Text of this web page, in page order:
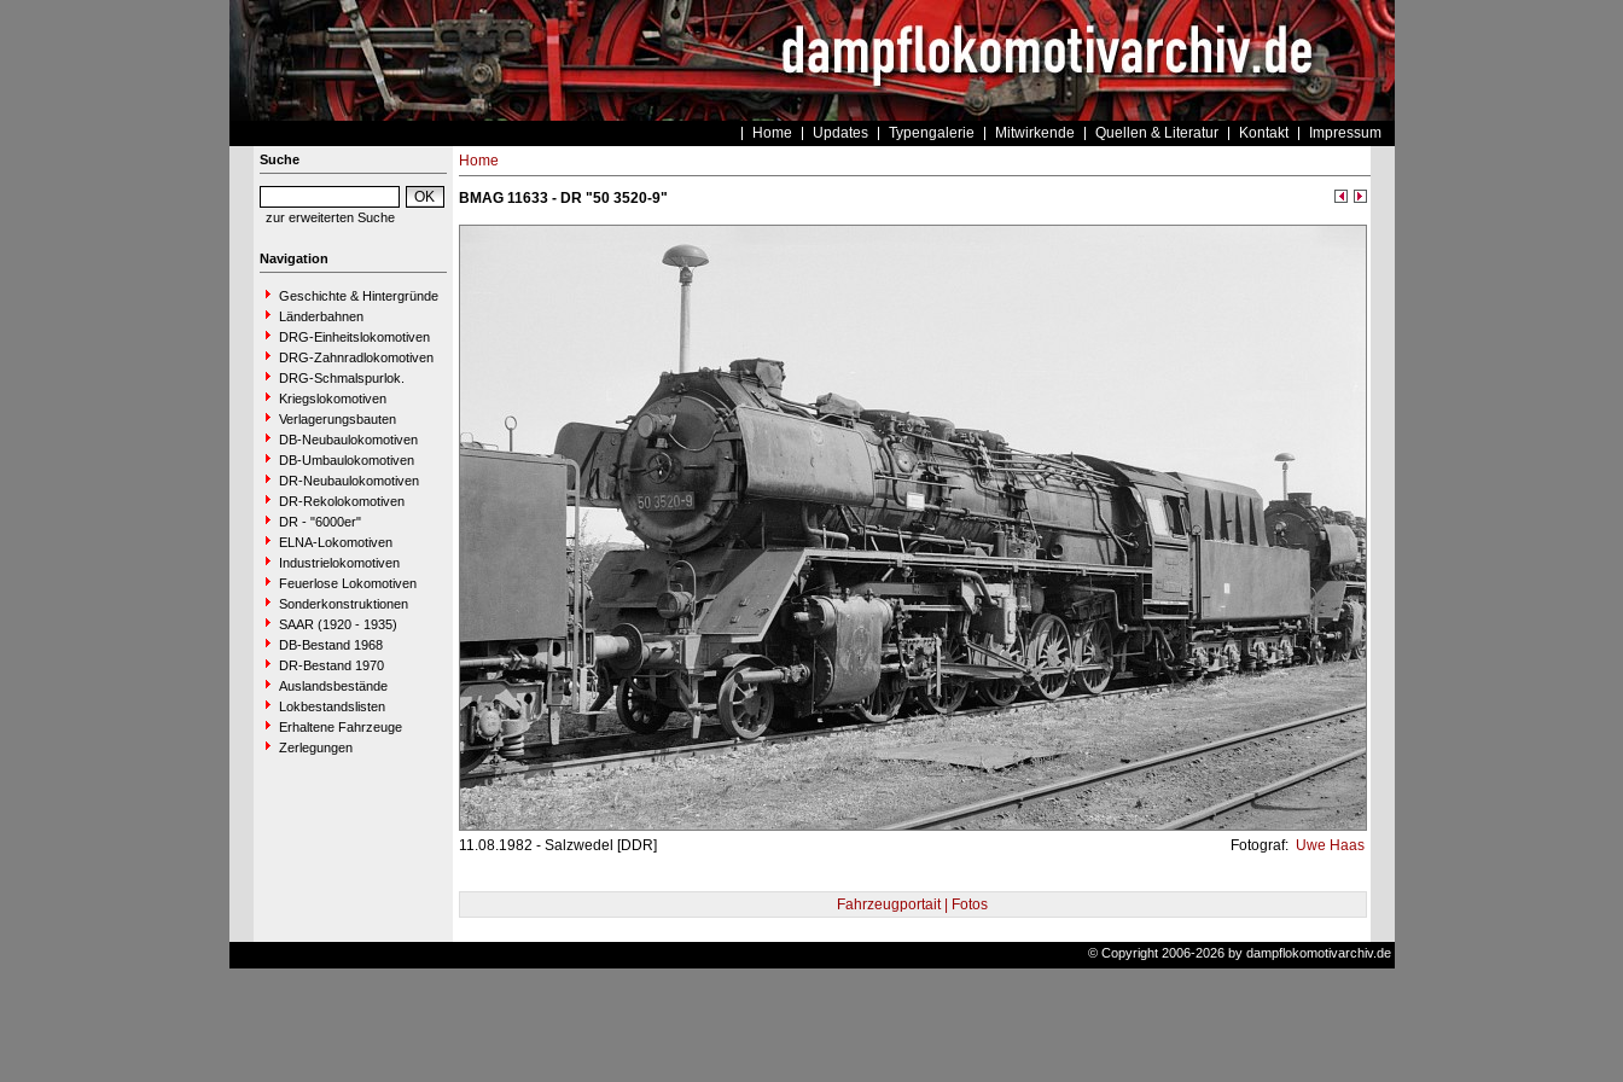
Home Updates Typengalerie Mitwirkende Quellen & Literatur Kontakt Impressum
Suche
zur erweiterten Suche
Navigation
Geschichte & Hintergründe
Länderbahnen
DRG-Einheitslokomotiven
DRG-Zahnradlokomotiven
DRG-Schmalspurlok.
Kriegslokomotiven
Verlagerungsbauten
DB-Neubaulokomotiven
DB-Umbaulokomotiven
DR-Neubaulokomotiven
DR-Rekolokomotiven
DR - "6000er"
ELNA-Lokomotiven
Industrielokomotiven
Feuerlose Lokomotiven
Sonderkonstruktionen
SAAR (1920 - 1935)
DB-Bestand 1968
DR-Bestand 1970
Auslandsbestände
Lokbestandslisten
Erhaltene Fahrzeuge
Zerlegungen
Home
BMAG 11633 - DR "50 3520-9"
11.08.1982 - Salzwedel [DDR] Fotograf: Uwe Haas
Fahrzeugportait | Fotos
© Copyright 2006-2026 by dampflokomotivarchiv.de